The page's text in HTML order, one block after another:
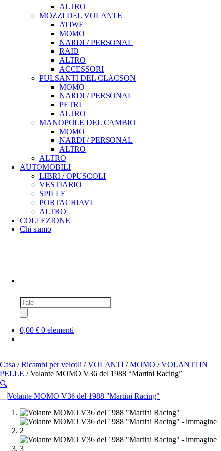
ALTRO
MOZZI DEL VOLANTE
ATIWE
MOMO
NARDI / PERSONAL
RAID
ALTRO
ACCESSORI
PULSANTI DEL CLACSON
MOMO
NARDI / PERSONAL
PETRI
ALTRO
MANOPOLE DEL CAMBIO
MOMO
NARDI / PERSONAL
ALTRO
ALTRO
AUTOMOBILI
LIBRI / OPUSCOLI
VESTIARIO
SPILLE
PORTACHIAVI
ALTRO
COLLEZIONE
Chi siamo
Ricerca
prodotti
0,00 € 0 elementi
Casa /Ricambi per veicoli /VOLANTI /MOMO /VOLANTI IN
PELLE / Volante MOMO V36 del 1988 “Martini Racing”
🔍
SOLD OUT